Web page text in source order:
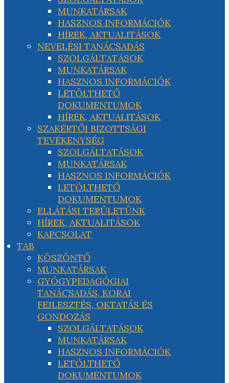
MUNKATÁRSAK
HASZNOS INFORMÁCIÓK
HÍREK, AKTUALITÁSOK
NEVELÉSI TANÁCSADÁS
SZOLGÁLTATÁSOK
MUNKATÁRSAK
HASZNOS INFORMÁCIÓK
LETÖLTHETŐ
DOKUMENTUMOK
HÍREK, AKTUALITÁSOK
SZAKÉRTŐI BIZOTTSÁGI
TEVÉKENYSÉG
SZOLGÁLTATÁSOK
MUNKATÁRSAK
HASZNOS INFORMÁCIÓK
LETÖLTHETŐ
DOKUMENTUMOK
ELLÁTÁSI TERÜLETÜNK
HÍREK, AKTUALITÁSOK
KAPCSOLAT
TAB
KÖSZÖNTŐ
MUNKATÁRSAK
GYÓGYPEDAGÓGIAI
TANÁCSADÁS, KORAI
FEJLESZTÉS, OKTATÁS ÉS
GONDOZÁS
SZOLGÁLTATÁSOK
MUNKATÁRSAK
HASZNOS INFORMÁCIÓK
LETÖLTHETŐ
DOKUMENTUMOK